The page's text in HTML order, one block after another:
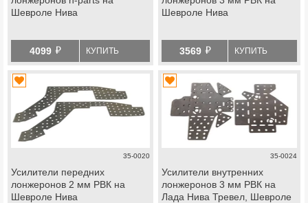
Шевроле Нива
4099 й КУПИТЬ
Шевроле Нива
3569 й КУПИТЬ
35-0020
Усилители передних
лонжеронов 2 мм РВК на
Шевроле Нива
35-0024
Усилители внутренних
лонжеронов 3 мм РВК на
Лада Нива Тревел, Шевроле